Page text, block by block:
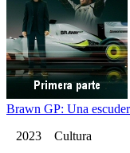
Brawn GP: Una
2023 Cultura